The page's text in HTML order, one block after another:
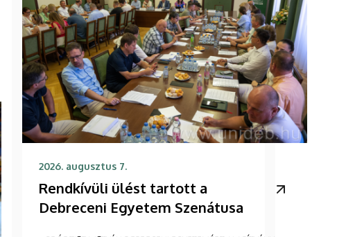
2026. augusztus 7.
Rendkívüli ülést tartott a
Debreceni Egyetem Szenátusa